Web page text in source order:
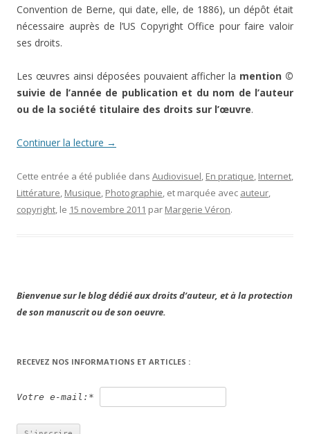
Convention de Berne, qui date, elle, de 1886), un dépôt était
nécessaire auprès de l’US Copyright Office pour faire valoir
ses droits.
Les œuvres ainsi déposées pouvaient afficher la mention ©
suivie de l’année de publication et du nom de l’auteur
ou de la société titulaire des droits sur l’œuvre.
Continuer la lecture →
Cette entrée a été publiée dans Audiovisuel, En pratique, Internet,
Littérature, Musique, Photographie, et marquée avec auteur,
copyright, le 15 novembre 2011 par Margerie Véron.
Bienvenue sur le blog dédié aux droits d’auteur, et à la protection
de son manuscrit ou de son oeuvre.
RECEVEZ NOS INFORMATIONS ET ARTICLES :
Votre e-mail:*